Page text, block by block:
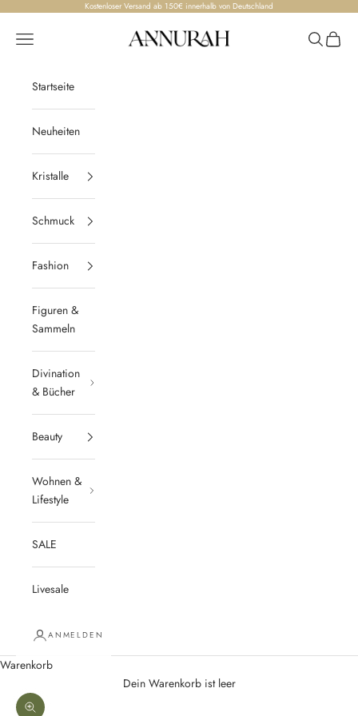
Zum Inhalt springenKostenloser Versand ab 150€ innerhalb von Deutschland
Annurah
Menü Suchen
Startseite
Neuheiten
Kristalle
Schmuck
Fashion
Figuren &
Sammeln
Divination
& Bücher
Beauty
Wohnen &
Lifestyle
SALE
Livesale
ANMELDEN
Warenkorb
Dein Warenkorb ist leer